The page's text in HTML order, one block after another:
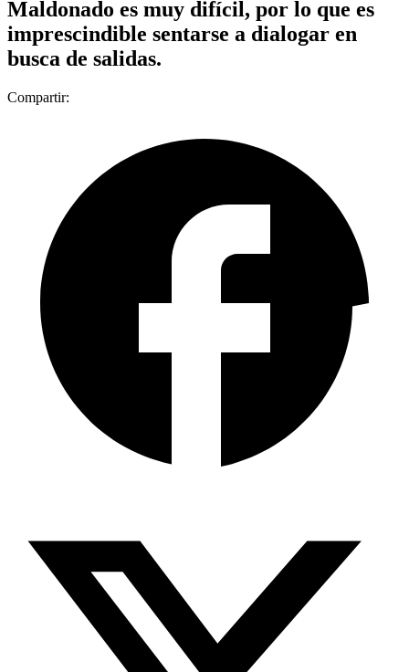
Maldonado es muy difícil, por lo que es
imprescindible sentarse a dialogar en
busca de salidas.
Compartir: